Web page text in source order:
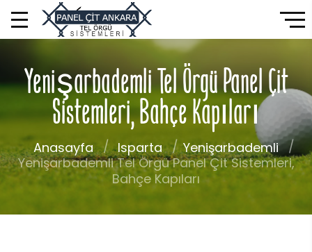
Yenişarbademli Tel Örgü Panel Çit
Sistemleri, Bahçe Kapıları
Anasayfa Isparta
Yenişarbademli
Yenişarbademli Tel Örgü Panel Çit Sistemleri,
Bahçe Kapıları